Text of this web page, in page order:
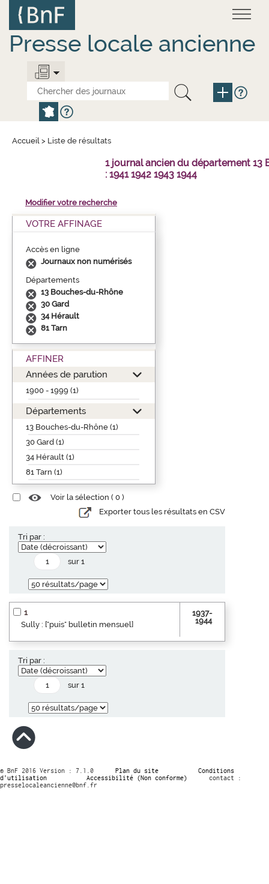
contenu
principal
Presse locale ancienne
Accueil > Liste de résultats
1 journal ancien du département
: 1941 1942 1943 1944
Modifier votre recherche
VOTRE AFFINAGE
Accès en ligne
Journaux non numérisés
Départements
13 Bouches-du-Rhône
30 Gard
34 Hérault
81 Tarn
AFFINER
Années de parution
1900 - 1999 (1)
Départements
13 Bouches-du-Rhône (1)
30 Gard (1)
34 Hérault (1)
81 Tarn (1)
Voir la sélection ( 0 )
Exporter tous les résultats en CSV
Tri par :
sur 1
1
Sully : ["puis" bulletin mensuel]
1937-
1944
Tri par :
sur 1
© BnF 2016 Version : 7.1.0 Plan du site
Conditions
d’utilisation
Accessibilité (Non conforme)
contact :
presselocaleancienne@bnf.fr
Panneau de gestion des cookies